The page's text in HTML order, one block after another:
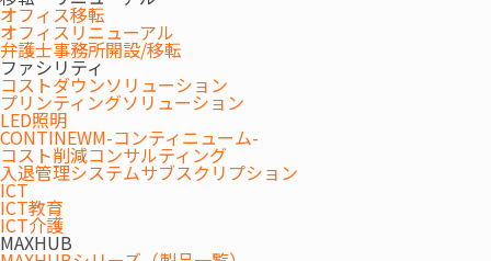
オフィス移転
オフィスリニューアル
弁護士事務所開設/移転
ファシリティ
コストダウンソリューション
プリンティングソリューション
LED照明
CONTINEWM-コンティニューム-
コスト削減コンサルティング
入退管理システムサブスクリプション
ICT
ICT教育
ICT介護
MAXHUB
これまでのべ1万名以上の方にご参加をいただいている、オフィス
移転セミナー。
「適正なオフィス面積とは？」「移転業務の負荷を減らすに
は？」「働き方を見直すには？」 オフィス移転に係わる様々な課